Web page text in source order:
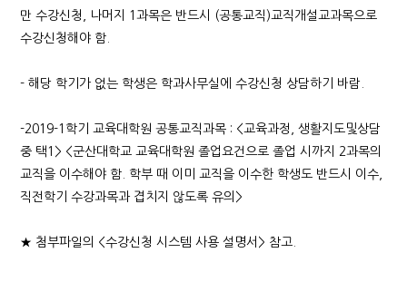
만 수강신청, 나머지 1과목은 반드시 (공통교직)교직개설교과목으로
수강신청해야 함.
- 해당 학기가 없는 학생은 학과사무실에 수강신청 상담하기 바람.
-2019-1학기 교육대학원 공통교직과목 : <교육과정, 생활지도및상담
중 택1> <군산대학교 교육대학원 졸업요건으로 졸업 시까지 2과목의
교직을 이수해야 함. 학부 때 이미 교직을 이수한 학생도 반드시 이수,
직전학기 수강과목과 겹치지 않도록 유의>
★ 첨부파일의 <수강신청 시스템 사용 설명서> 참고.